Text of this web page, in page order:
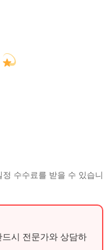
수수료를 받을 수 있습니
시 전문가와 상담하